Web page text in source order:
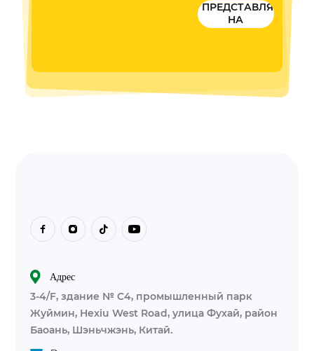
ПРЕДСТАВЛЯТЬ
НА
РАССМОТРЕНИЕ
Адрес
3-4/F, здание № C4, промышленный парк
Жуймин, Hexiu West Road, улица Фухай, район
Баоань, Шэньчжэнь, Китай.